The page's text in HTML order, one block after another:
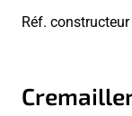
Réf. constructeur